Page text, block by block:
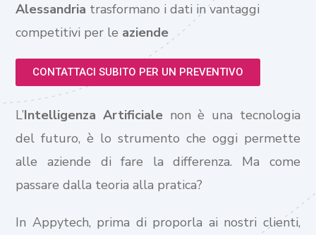
Alessandria trasformano i dati in vantaggi
competitivi per le aziende
CONTATTACI SUBITO PER UN PREVENTIVO
L’Intelligenza Artificiale non è una tecnologia
del futuro, è lo strumento che oggi permette
alle aziende di fare la differenza. Ma come
passare dalla teoria alla pratica?
In Appytech, prima di proporla ai nostri clienti,